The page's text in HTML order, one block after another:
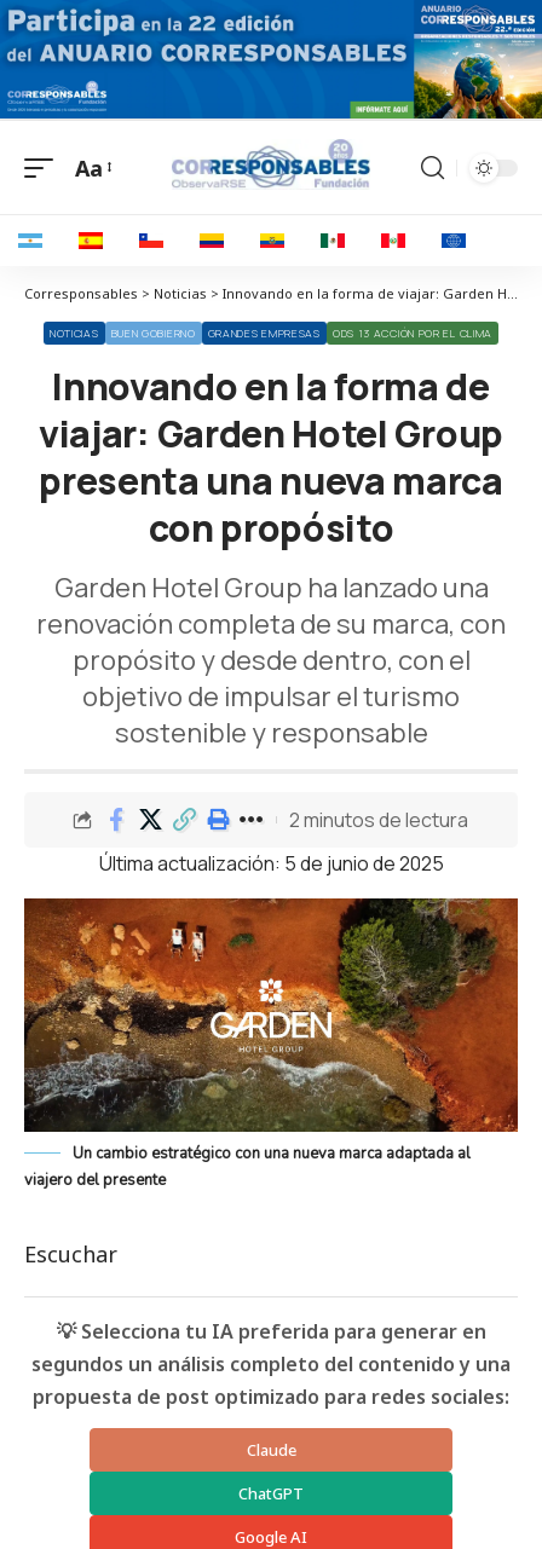
Aa
Corresponsables > Noticias > Innovando en la forma de viajar: Garden Hotel Group presenta una nueva marca con propósito
NOTICIAS BUEN GOBIERNO GRANDES EMPRESAS ODS 13 ACCIÓN POR EL CLIMA
Innovando en la forma de
viajar: Garden Hotel Group
presenta una nueva marca
con propósito
Garden Hotel Group ha lanzado una
renovación completa de su marca, con
propósito y desde dentro, con el
objetivo de impulsar el turismo
sostenible y responsable
Última actualización: 5 de junio de 2025
2 minutos de lectura
Un cambio estratégico con una nueva marca adaptada al
viajero del presente
Escuchar
💡 Selecciona tu IA preferida para generar en
segundos un análisis completo del contenido y una
propuesta de post optimizado para redes sociales:
Claude
ChatGPT
Google AI